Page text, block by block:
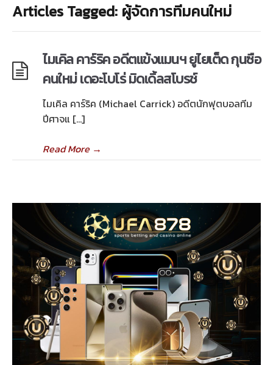
Articles Tagged: ผู้จัดการทีมคนใหม่
ไมเคิล คาร์ริค อดีตแข้งแมนฯ ยูไยเต็ด กุนซือ
คนใหม่ เดอะโบโร่ มิดเดิ้ลสโบรช์
ไมเคิล คาร์ริค (Michael Carrick) อดีตนักฟุตบอลทีม
ปีศาจแ […]
Read More→